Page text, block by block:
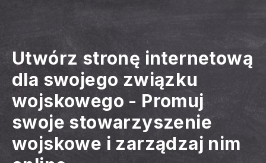
Utwórz stronę internetową
dla swojego związku
wojskowego - Promuj
swoje stowarzyszenie
wojskowe i zarządzaj nim